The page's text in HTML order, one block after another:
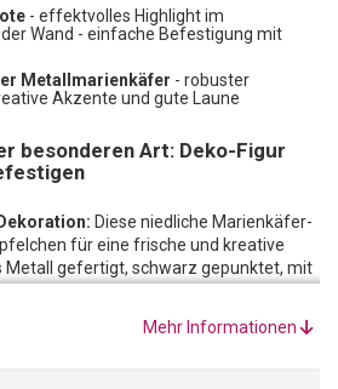
- effektvolles Highlight im
Wand - einfache Befestigung mit
Metallmarienkäfer - robuster
Akzente und gute Laune
besonderen Art: Deko-Figur
Diese niedliche Marienkäfer-
für eine frische und kreative
Metall gefertigt, schwarz gepunktet, mit
Metallöse an der Rückseite an eine
Mehr Informationen